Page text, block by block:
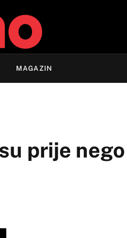
MAGAZIN
prije nego